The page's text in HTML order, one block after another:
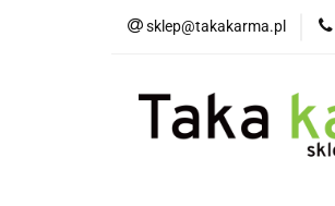
sklep@takakarma.pl